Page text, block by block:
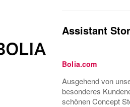
Assistant
Bolia.com
Ausgehend von
besonderes
schönen Concept